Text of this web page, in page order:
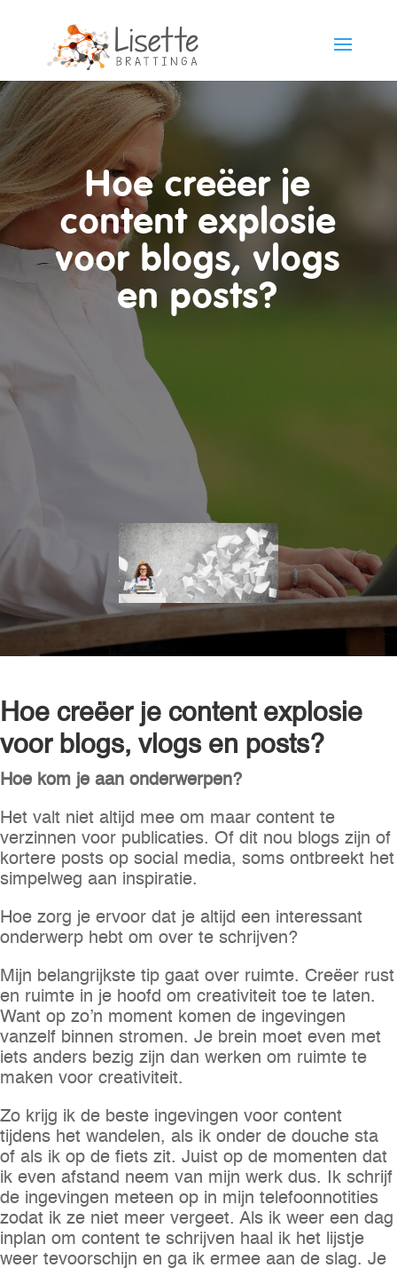
Hoe creëer je
content explosie
voor blogs, vlogs
en posts?
Hoe creëer je content explosie
voor blogs, vlogs en posts?
Hoe kom je aan onderwerpen?
Het valt niet altijd mee om maar content te
verzinnen voor publicaties. Of dit nou blogs zijn of
kortere posts op social media, soms ontbreekt het
simpelweg aan inspiratie.
Hoe zorg je ervoor dat je altijd een interessant
onderwerp hebt om over te schrijven?
Mijn belangrijkste tip gaat over ruimte. Creëer rust
en ruimte in je hoofd om creativiteit toe te laten.
Want op zo’n moment komen de ingevingen
vanzelf binnen stromen. Je brein moet even met
iets anders bezig zijn dan werken om ruimte te
maken voor creativiteit.
Zo krijg ik de beste ingevingen voor content
tijdens het wandelen, als ik onder de douche sta
of als ik op de fiets zit. Juist op de momenten dat
ik even afstand neem van mijn werk dus. Ik schrijf
de ingevingen meteen op in mijn telefoonnotities
zodat ik ze niet meer vergeet. Als ik weer een dag
inplan om content te schrijven haal ik het lijstje
weer tevoorschijn en ga ik ermee aan de slag. Je